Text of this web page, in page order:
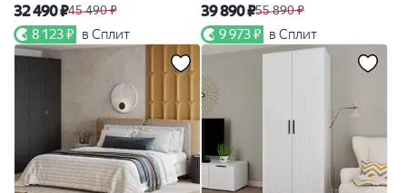
32 490 ₽45 490 ₽
8 123 ₽ в Сплит
39 890 ₽55 890 ₽
9 973 ₽ в Сплит